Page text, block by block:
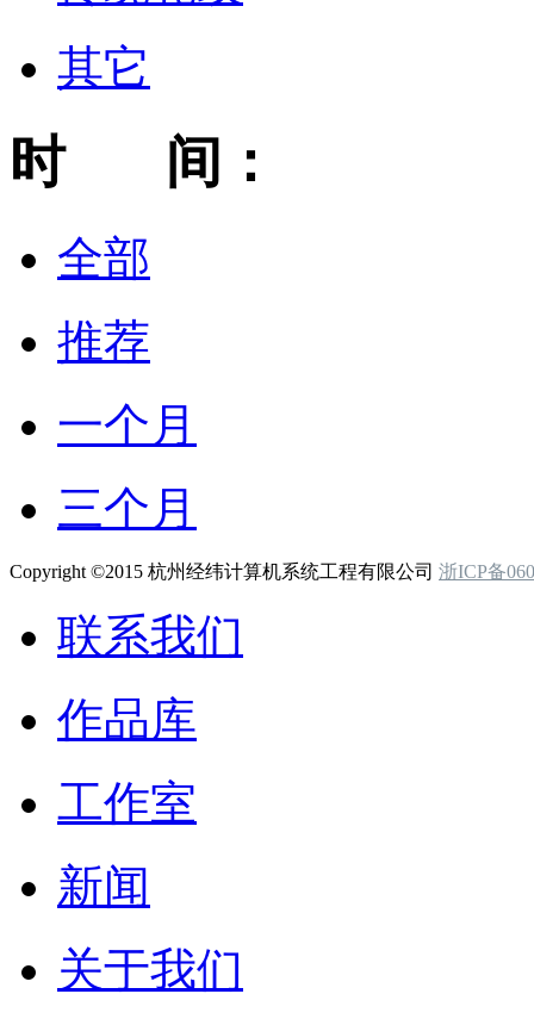
其它
时 间：
全部
推荐
一个月
三个月
Copyright ©2015 杭州经纬计算机系统工程有限公司 浙ICP备
联系我们
作品库
工作室
新闻
关于我们